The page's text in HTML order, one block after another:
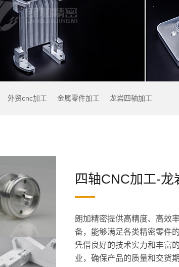
外贸cnc加工 金属零件加工 龙岩四轴加工
四轴CNC加工-
朗加精密提供高精度、高效
备，能够满足各类精密零件
凭借良好的技术实力和丰富
业，确保产品的质量和交货